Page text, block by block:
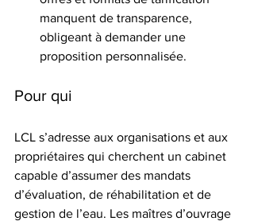
manquent de transparence,
obligeant à demander une
proposition personnalisée.
Pour qui
LCL s’adresse aux organisations et aux
propriétaires qui cherchent un cabinet
capable d’assumer des mandats
d’évaluation, de réhabilitation et de
gestion de l’eau. Les maîtres d’ouvrage